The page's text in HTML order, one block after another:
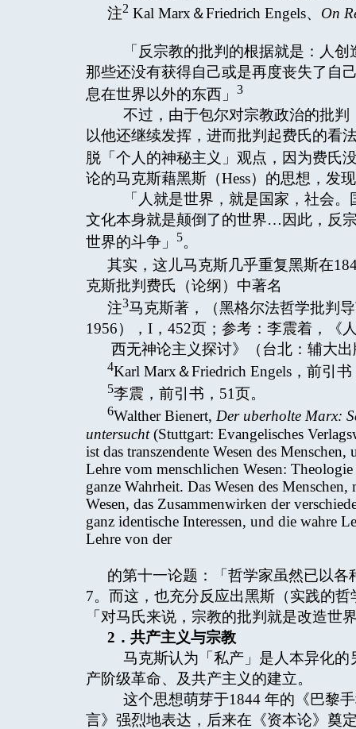
注2Kal Marx＆Friedrich Engels、 On
「反宗教的批判的根据就是：人创
那些还没有获得自己或是再度丧失了自
息在世界以外的东西」
3
不过，由于包尔对宗教政治的批判
以他还继续发挥，进而批判起费氏的看
脱「个人的神秘主义」观点，因为费氏
论的马克斯藉黑斯（Hess）的思想，发
「人就是世界，就是国家，社会。
文化本身就是颠倒了的世界…因此，反
世界的斗争」
5。
其实，这儿马克斯几乎重复黑斯在
克斯批判费氏（论纲）中著名
注3马克斯著，（黑格尔法哲学批判
1956），I，452页；参考：李震着，《
西无神论主义探讨》（台北：辅大
4Karl Marx＆Friedrich Engels，前引
5李震，前引书，51页。
6Walther Bienert, Der uberholte Marx:
untersucht(Stuttgart: Evangelisches
ist das transzendente Wesen des
Lehre vom menschlichen Wesen:
ganze Wahrheit. Das Wesen des
Wesen, das Zusammenwirken der
ganz identische Interessen, und die wahre
Lehre von der
的第十一论题：「哲学家虽然已以
7。而这，也充分反应出黑斯（实践的哲
「对马氏来说，宗教的批判就是改造世
2 ．共产主义与宗教
马克斯认为「私产」是人本异化的
产阶级革命、及共产主义的建立。
这个思想萌芽于1844 年的《巴黎
言》强烈地表达，后来在《资本论》奠